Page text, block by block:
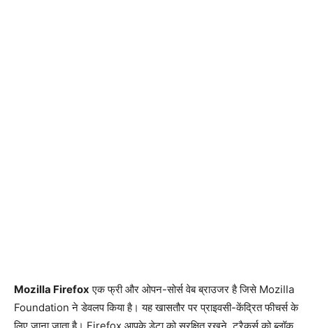
Mozilla Firefox एक फ्री और ओपन-सोर्स वेब ब्राउजर है जिसे Mozilla
Foundation ने डेवलप किया है। यह खासतौर पर प्राइवसी-केंद्रित फीचर्स के